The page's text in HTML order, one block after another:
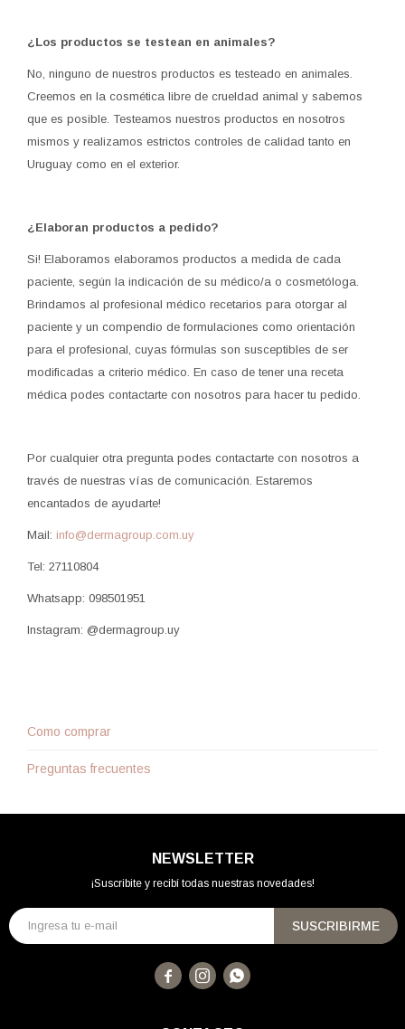
¿Los productos se testean en animales?
No, ninguno de nuestros productos es testeado en animales.
Creemos en la cosmética libre de crueldad animal y sabemos
que es posible. Testeamos nuestros productos en nosotros
mismos y realizamos estrictos controles de calidad tanto en
Uruguay como en el exterior.
¿Elaboran productos a pedido?
Si! Elaboramos elaboramos productos a medida de cada
paciente, según la indicación de su médico/a o cosmetóloga.
Brindamos al profesional médico recetarios para otorgar al
paciente y un compendio de formulaciones como orientación
para el profesional, cuyas fórmulas son susceptibles de ser
modificadas a criterio médico. En caso de tener una receta
médica podes contactarte con nosotros para hacer tu pedido.
Por cualquier otra pregunta podes contactarte con nosotros a
través de nuestras vías de comunicación. Estaremos
encantados de ayudarte!
Mail: info@dermagroup.com.uy
Tel: 27110804
Whatsapp: 098501951
Instagram: @dermagroup.uy
Como comprar
Preguntas frecuentes
NEWSLETTER
¡Suscribite y recibí todas nuestras novedades!
SUSCRIBIRME
  